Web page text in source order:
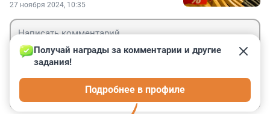
27 ноября 2024, 10:35
Получай награды за комментарии и другие
задания!
Подробнее в профиле